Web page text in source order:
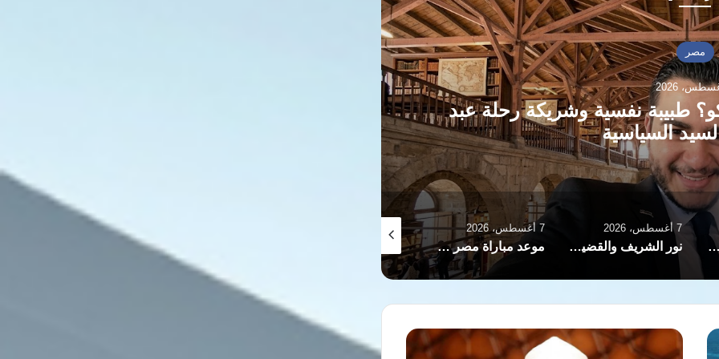
مصر
طبيبة نفسية وشريكة رحلة عبد
السياسية
تركيا والسعودية وباكستان تعتزم توقيع اتفاقية دفاع مشترك في جدة
7 أغسطس، 2026
نور الشريف والقضية الفلسطينية.. عندما أصبح الفن موقفًا
7 أغسطس، 2026
موعد مباراة مصر وإسبانيا في نصف نهائي بطولة العالم لناشئات اليد
7 أغسطس، 2026
8 دول عربية وإسلامية تدعو لوقف الانتهاكات الإسرائيلية وإقامة دولة فلسطينية
الإمام
الطيب